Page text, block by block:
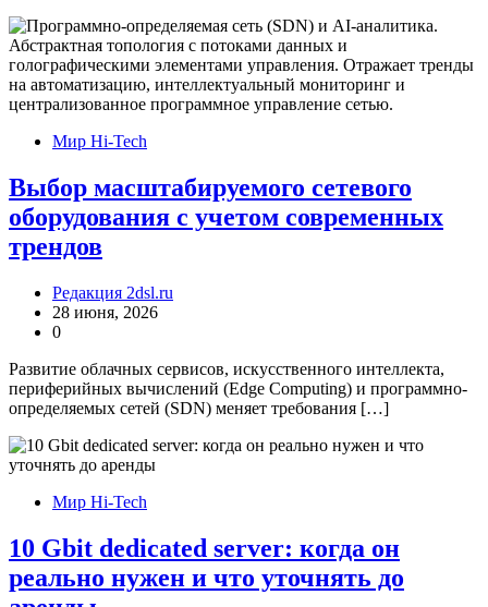
Мир Hi-Tech
Выбор масштабируемого сетевого
оборудования с учетом современных
трендов
Редакция 2dsl.ru
28 июня, 2026
0
Развитие облачных сервисов, искусственного интеллекта,
периферийных вычислений (Edge Computing) и программно-
определяемых сетей (SDN) меняет требования […]
Мир Hi-Tech
10 Gbit dedicated server: когда он
реально нужен и что уточнять до